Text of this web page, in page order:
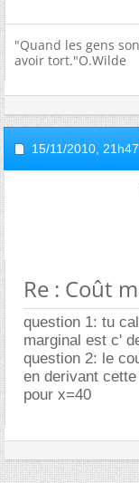
"Quand les gens
avoir tort."O.Wilde
15/11/2010, 21h47
Re : Coût
question 1: tu
marginal est c'
question 2: le
en derivant
pour x=40